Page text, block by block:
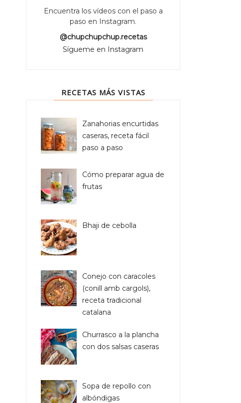
Encuentra los vídeos con el paso a
paso en Instagram.
@chupchupchup.recetas
Sígueme en Instagram
RECETAS MÁS VISTAS
Zanahorias encurtidas
caseras, receta fácil
paso a paso
Cómo preparar agua de
frutas
Bhaji de cebolla
Conejo con caracoles
(conill amb cargols),
receta tradicional
catalana
Churrasco a la plancha
con dos salsas caseras
Sopa de repollo con
albóndigas